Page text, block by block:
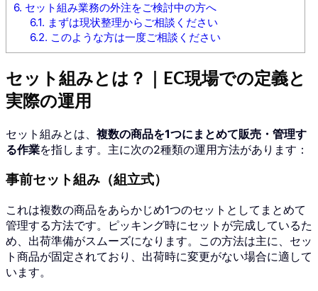
6. セット組み業務の外注をご検討中の方へ
6.1. まずは現状整理からご相談ください
6.2. このような方は一度ご相談ください
セット組みとは？｜EC現場での定義と
実際の運用
セット組みとは、 複数の商品を1つにまとめて販売・管理す
る作業を指します。主に次の2種類の運用方法があります：
事前セット組み（組立式）
これは複数の商品をあらかじめ1つのセットとしてまとめて
管理する方法です。ピッキング時にセットが完成しているた
め、出荷準備がスムーズになります。この方法は主に、セッ
ト商品が固定されており、出荷時に変更がない場合に適して
います。